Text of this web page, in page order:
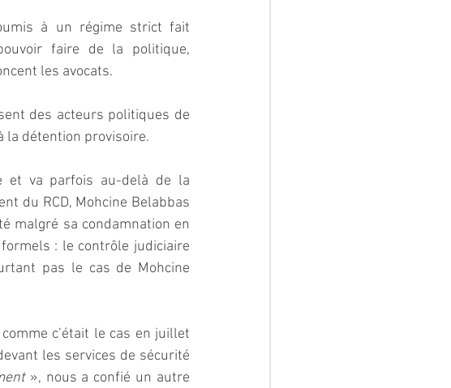
à un régime strict fait
faire de la politique,
les avocats.
des acteurs politiques de
la détention provisoire.
et va parfois au-delà de la
du RCD, Mohcine Belabbas
malgré sa condamnation en
: le contrôle judiciaire
pas le cas de Mohcine
c’était le cas en juillet
les services de sécurité
», nous a confié un autre